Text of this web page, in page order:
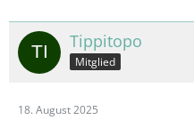
Tippitopo
Mitglied
18. August 2025